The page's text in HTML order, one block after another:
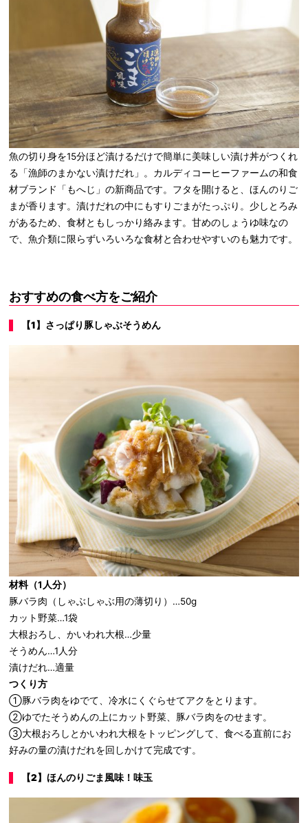
魚の切り身を15分ほど漬けるだけで簡単に美味しい漬け丼がつくれ
る「漁師のまかない漬けだれ」。カルディコーヒーファームの和食
材ブランド「もへじ」の新商品です。フタを開けると、ほんのりご
まが香ります。漬けだれの中にもすりごまがたっぷり。少しとろみ
があるため、食材ともしっかり絡みます。甘めのしょうゆ味なの
で、魚介類に限らずいろいろな食材と合わせやすいのも魅力です。
おすすめの食べ方をご紹介
【1】さっぱり豚しゃぶそうめん
材料（1 人分）
豚バラ肉（しゃぶしゃぶ用の薄切り）…50g
カット野菜…1袋
大根おろし、かいわれ大根…少量
そうめん…1人分
漬けだれ…適量
つくり方
①豚バラ肉をゆでて、冷水にくぐらせてアクをとります。
②ゆでたそうめんの上にカット野菜、豚バラ肉をのせます。
③大根おろしとかいわれ大根をトッピングして、食べる直前にお
好みの量の漬けだれを回しかけて完成です。
【2】ほんのりごま風味！味玉